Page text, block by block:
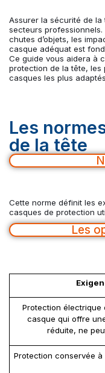
Assurer la sécurité de
secteurs
chutes d’objets, les
casque adéquat est
Ce guide vous aidera à
protection de la tête, les
casques les plus
Les
de la tête
Cette norme définit les
casques de protection
Les
Protection
casque qui offre
réduite, ne
Protection conservée